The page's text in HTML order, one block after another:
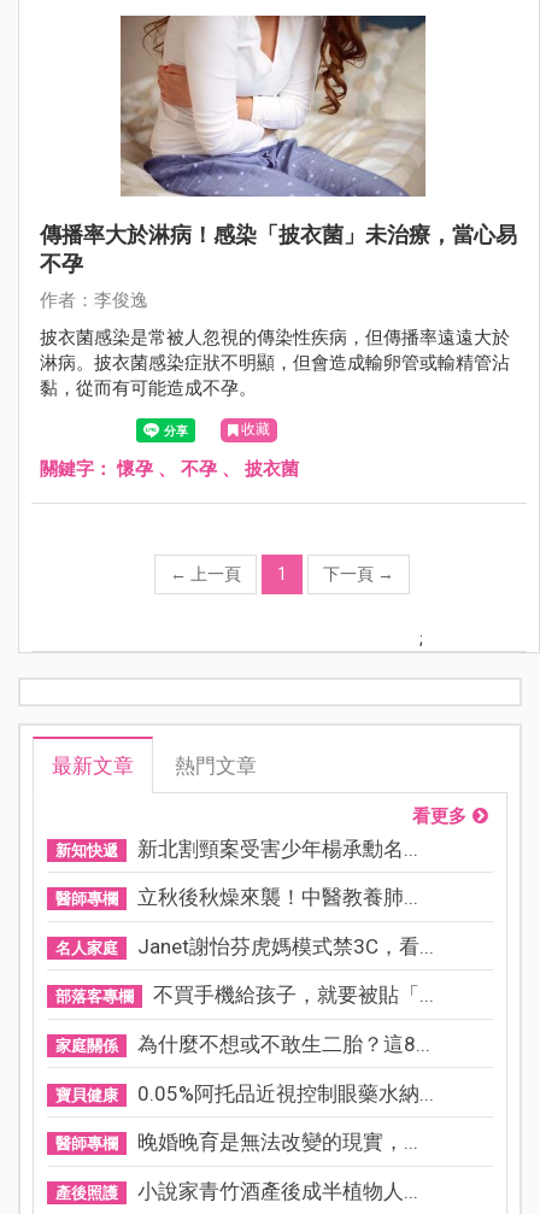
傳播率大於淋病！感染「披衣菌」未治療，當心易
不孕
作者：李俊逸
披衣菌感染是常被人忽視的傳染性疾病，但傳播率遠遠大於
淋病。披衣菌感染症狀不明顯，但會造成輸卵管或輸精管沾
黏，從而有可能造成不孕。
收藏
關鍵字：懷孕 、 不孕 、 披衣菌
← 上一頁 1 下一頁 →
;
最新文章 熱門文章
看更多
新知快遞 新北割頸案受害少年楊承勳名...
醫師專欄 立秋後秋燥來襲！中醫教養肺...
名人家庭 Janet謝怡芬虎媽模式禁3C，看...
部落客專欄 不買手機給孩子，就要被貼「...
家庭關係 為什麼不想或不敢生二胎？這8...
寶貝健康 0.05%阿托品近視控制眼藥水納...
醫師專欄 晚婚晚育是無法改變的現實，...
產後照護 小說家青竹酒產後成半植物人...